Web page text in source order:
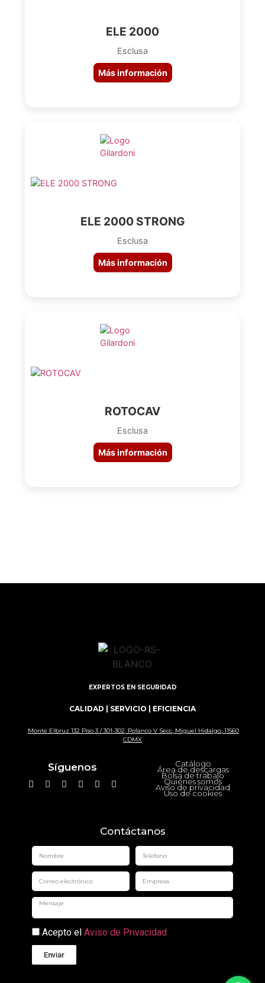
ELE 2000
Esclusa
Más información
ELE 2000 STRONG
Esclusa
Más información
ROTOCAV
Esclusa
Más información
EXPERTOS EN SEGURIDAD
CALIDAD | SERVICIO | EFICIENCIA
Monte Elbruz 132 Piso 3 / 301-302, Polanco V Secc, Miguel Hidalgo, 11560
CDMX
Síguenos Catálogo
Área de descargas
Bolsa de trabajo
Quiénes somos
Aviso de privacidad
Uso de cookies
Contáctanos
Acepto el Aviso de Privacidad
Enviar